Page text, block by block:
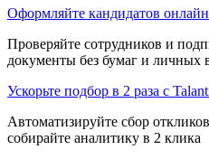
Оформляйте кандидатов онлайн
Проверяйте сотрудников и
документы без бумаг и личных
Ускорьте подбор в 2 раза с
Автоматизируйте сбор
собирайте аналитику в 2 клика